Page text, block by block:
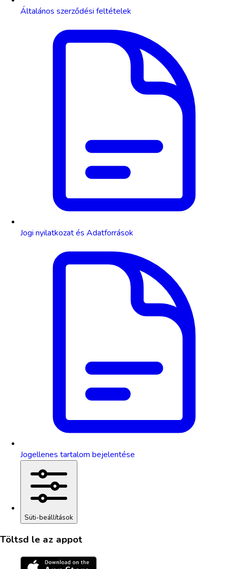
Általános szerződési feltételek
Jogi nyilatkozat és Adatforrások
Jogellenes tartalom bejelentése
Süti-beállítások
Töltsd le az appot